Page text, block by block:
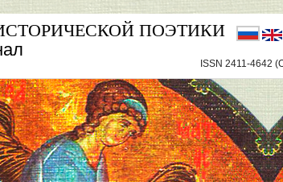
ПОЭТИКИ
ISSN 2411-4642